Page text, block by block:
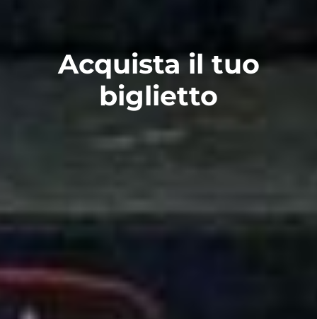
Acquista il tuo
biglietto